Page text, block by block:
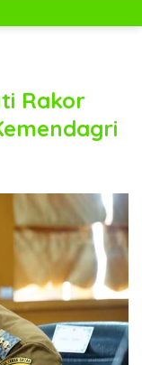
Rakor